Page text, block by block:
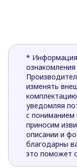
* Информация
изменять
уведомляя
с пониманием
приносим
описании и
благодарны
это поможет